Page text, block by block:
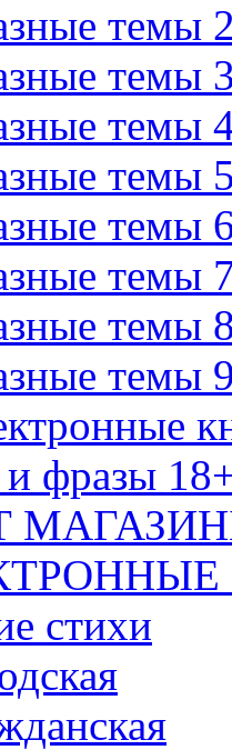
темы
темы
темы
темы
темы
темы
темы
темы
фразы
стихи